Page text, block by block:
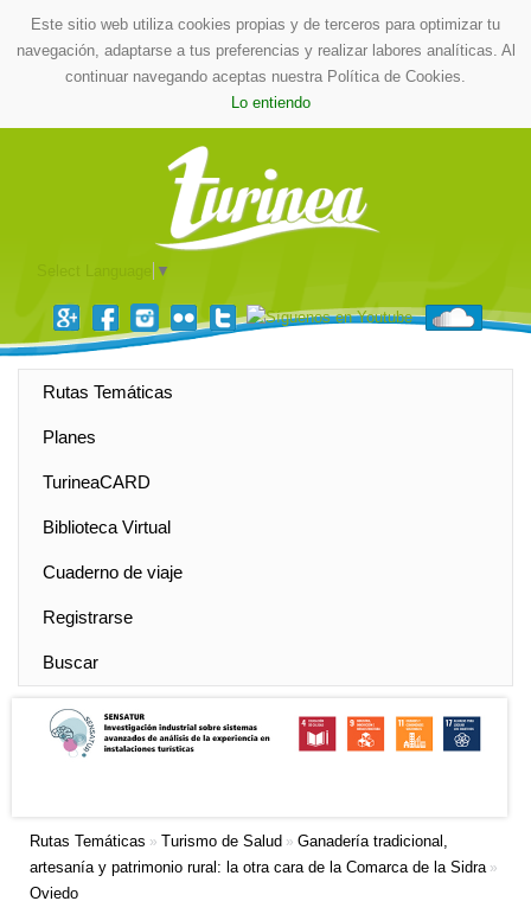
Este sitio web utiliza cookies propias y de terceros para optimizar tu
navegación, adaptarse a tus preferencias y realizar labores analíticas. Al
continuar navegando aceptas nuestra Política de Cookies.
Lo entiendo
▼
Rutas Temáticas
Planes
TurineaCARD
Biblioteca Virtual
Cuaderno de viaje
Registrarse
Buscar
Rutas Temáticas » Turismo de Salud » Ganadería tradicional,
artesanía y patrimonio rural: la otra cara de la Comarca de la Sidra»
Oviedo